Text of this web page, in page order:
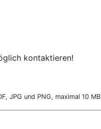
kontaktieren!
JPG und PNG, maximal 10 MB